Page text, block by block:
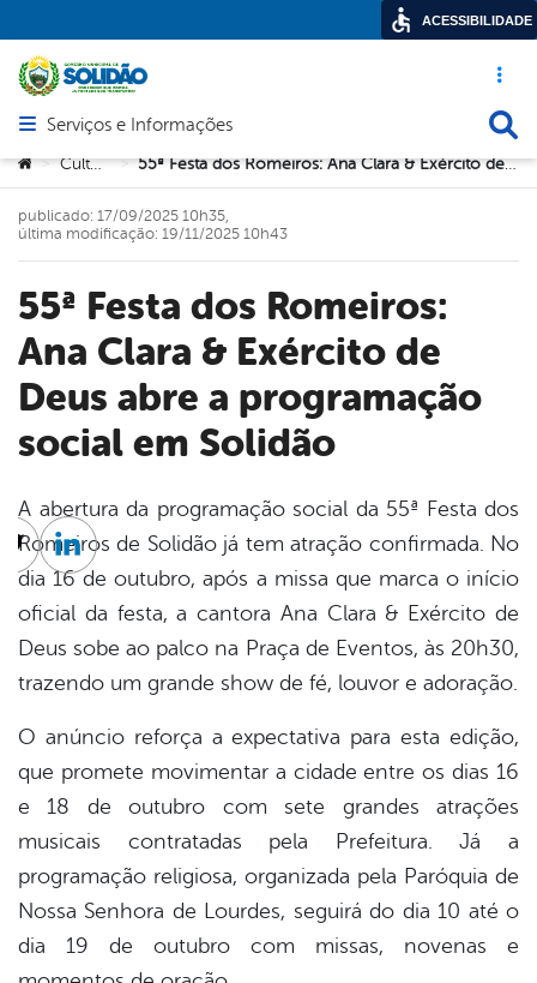
Acesso
Abrir menu principal de navegação
Serviços e Informações
Você está aqui:
> Cultura > 55ª Festa dos Romeiros: Ana Clara & Exército de Deus abre a programação social em Solidão
55ª Festa dos Romeiros:
Ana Clara & Exército de
Deus abre a programação
social em Solidão
publicado: 17/09/2025 10h35,
última modificação: 19/11/2025 10h43
A abertura da programação social da 55ª Festa dos
Romeiros de Solidão já tem atração confirmada. No
dia 16 de outubro, após a missa que marca o início
oficial da festa, a cantora Ana Clara & Exército de
Deus sobe ao palco na Praça de Eventos, às 20h30,
trazendo um grande show de fé, louvor e adoração.
O anúncio reforça a expectativa para esta edição,
que promete movimentar a cidade entre os dias 16
e 18 de outubro com sete grandes atrações
musicais contratadas pela Prefeitura. Já a
programação religiosa, organizada pela Paróquia de
Nossa Senhora de Lourdes, seguirá do dia 10 até o
dia 19 de outubro com missas, novenas e
Twitter
Linkedin
ACESSIBILIDADE